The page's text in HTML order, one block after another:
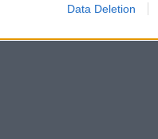
Data Deletion